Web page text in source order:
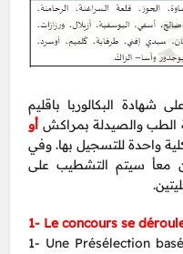
شهادة البكالوربا باقليم
الطب والصيدلة بمراكش أو
واحدة للتسجيل بها. وفي
معأ سيتم التشطيب على
1- Le concours se
1- Une Présélection